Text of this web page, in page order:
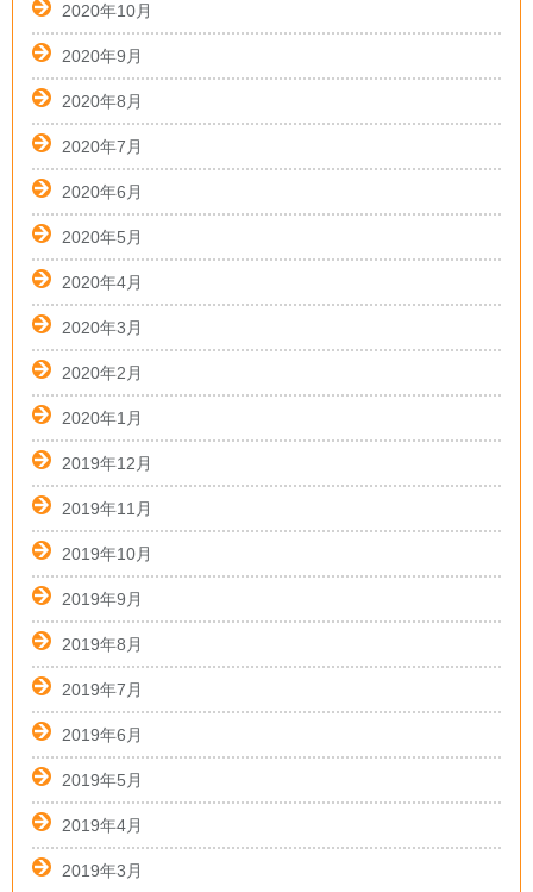
2020年10月
2020年9月
2020年8月
2020年7月
2020年6月
2020年5月
2020年4月
2020年3月
2020年2月
2020年1月
2019年12月
2019年11月
2019年10月
2019年9月
2019年8月
2019年7月
2019年6月
2019年5月
2019年4月
2019年3月